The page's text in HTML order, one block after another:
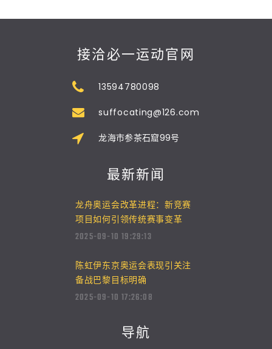
接洽必一运动官网
13594780098
suffocating@126.com
龙海市参茶石窟99号
最新新闻
龙舟奥运会改革进程：新竞赛
项目如何引领传统赛事变革
2025-09-10 19:29:13
陈虹伊东京奥运会表现引关注
备战巴黎目标明确
2025-09-10 17:26:08
导航